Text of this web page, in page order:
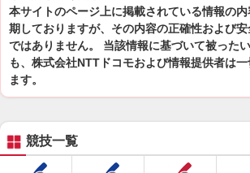
本サイトのページ上に掲載されている情報の
期しておりますが、その内容の正確性および
ではありません。 当該情報に基づいて被った
も、株式会社NTTドコモおよび情報提供者は
ます。
競技一覧